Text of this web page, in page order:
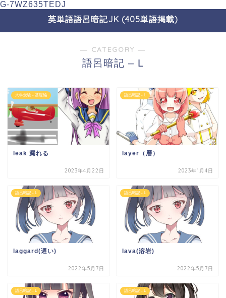
G-7WZ635TEDJ
英単語語呂暗記JK (405単語掲載)
― CATEGORY ―
語呂暗記 – L
大学受験 - 基礎編
leak 漏れる
2023年4月22日
語呂暗記 - L
layer（層）
2023年1月4日
語呂暗記 - L
laggard(遅い)
2022年5月7日
語呂暗記 - L
lava(溶岩)
2022年5月7日
語呂暗記 - L 語呂暗記 - L